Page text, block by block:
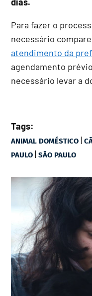
Para fazer o
necessário
atendimento da
agendamento
necessário levar a
Tags:
ANIMAL DOMÉSTICO |
PAULO |SÃO PAULO